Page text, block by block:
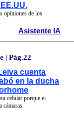
opiniones de los
Asistente IA
| Pág.22
cuenta
en la ducha
celular porque el
cámaras